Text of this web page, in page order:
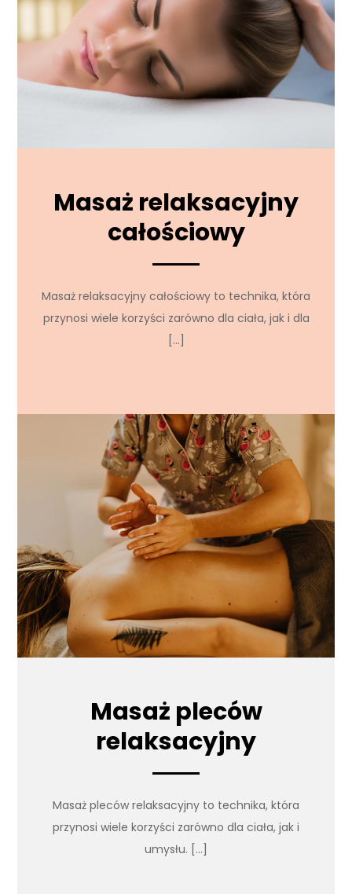
Masaż relaksacyjny
całościowy
Masaż relaksacyjny całościowy to technika, która
przynosi wiele korzyści zarówno dla ciała, jak i dla
[…]
Masaż pleców
relaksacyjny
Masaż pleców relaksacyjny to technika, która
przynosi wiele korzyści zarówno dla ciała, jak i
umysłu. […]